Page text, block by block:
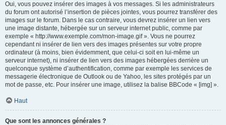
Oui, vous pouvez insérer des images à vos messages. Si les administrateurs
du forum ont autorisé l’insertion de pièces jointes, vous pourrez transférer des
images sur le forum. Dans le cas contraire, vous devrez insérer un lien vers
une image distante, hébergée sur un serveur internet public, comme par
exemple « http://www.exemple.com/mon-image.gif ». Vous ne pourrez
cependant ni insérer de lien vers des images présentes sur votre propre
ordinateur (à moins, bien évidemment, que celui-ci soit en lui-même un
serveur internet), ni insérer de lien vers des images hébergées derrière un
quelconque système d’authentification, comme par exemple les services de
messagerie électronique de Outlook ou de Yahoo, les sites protégés par un
mot de passe, etc. Pour insérer une image, utilisez la balise BBCode « [img] ».
Haut
Que sont les annonces générales ?